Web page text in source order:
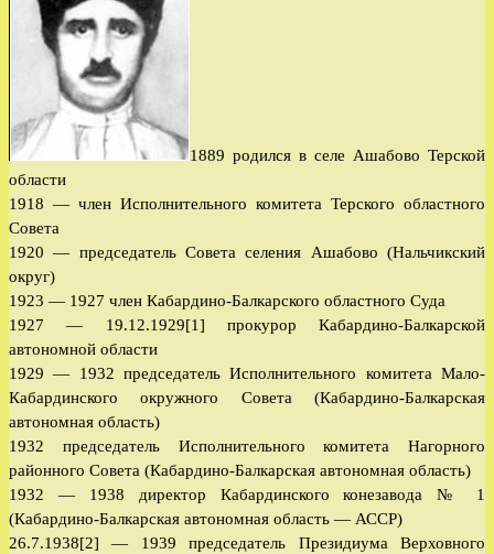
1889 родился в селе Ашабово Терской
области
1918 — член Исполнительного комитета Терского областного
Совета
1920 — председатель Совета селения Ашабово (Нальчикский
округ)
1923 — 1927 член Кабардино-Балкарского областного Суда
1927 — 19.12.1929[1] прокурор Кабардино-Балкарской
автономной области
1929 — 1932 председатель Исполнительного комитета Мало-
Кабардинского окружного Совета (Кабардино-Балкарская
автономная область)
1932 председатель Исполнительного комитета Нагорного
районного Совета (Кабардино-Балкарская автономная область)
1932 — 1938 директор Кабардинского конезавода № 1
(Кабардино-Балкарская автономная область — АССР)
26.7.1938[2] — 1939 председатель Президиума Верховного